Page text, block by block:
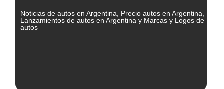
Noticias de autos en Argentina, Precio autos en Argentina,
Lanzamientos de autos en Argentina y Marcas y Logos de
autos